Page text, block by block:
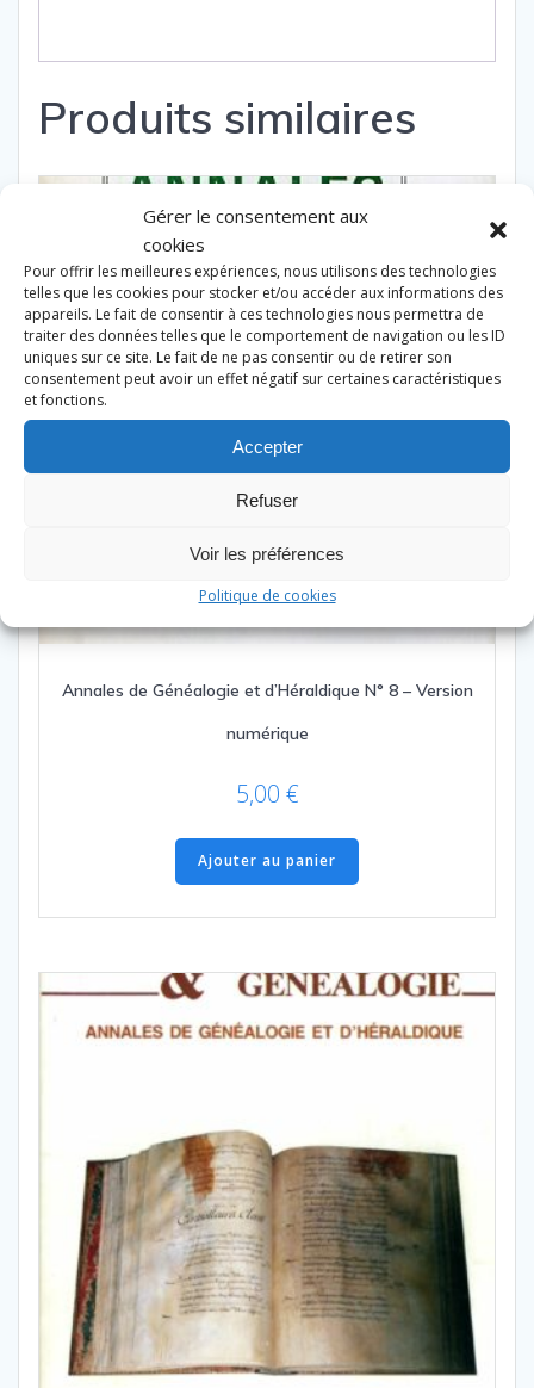
Gérer le consentement aux
cookies
Pour offrir les meilleures expériences, nous utilisons des technologies
telles que les cookies pour stocker et/ou accéder aux informations des
appareils. Le fait de consentir à ces technologies nous permettra de
traiter des données telles que le comportement de navigation ou les ID
uniques sur ce site. Le fait de ne pas consentir ou de retirer son
consentement peut avoir un effet négatif sur certaines caractéristiques
et fonctions.
Accepter
Refuser
Voir les préférences
Politique de cookies
Produits similaires
Annales de Généalogie et d’Héraldique N° 8 – Version
numérique
5,00 €
Ajouter au panier